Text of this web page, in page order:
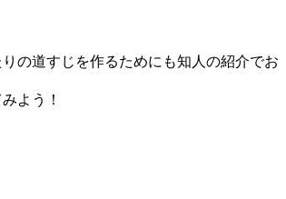
の道すじを作るためにも知人の紹介でお
よう！